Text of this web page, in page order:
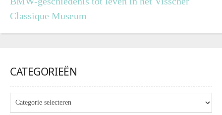
Classique Museum
CATEGORIEËN